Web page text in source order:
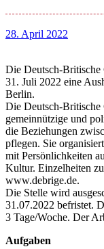
28. April 2022
Die Deutsch-Britische
31. Juli 2022 eine
Berlin.
Die Deutsch-Britische
gemeinnützige und
die Beziehungen
pflegen. Sie
mit Persönlichkeiten
Kultur. Einzelheiten
www.debrige.de.
Die Stelle wird
31.07.2022 befristet.
3 Tage/Woche. Der
Aufgaben